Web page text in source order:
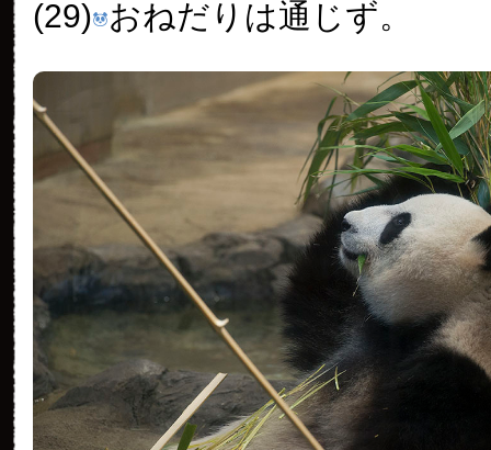
(29) おねだりは通じず。